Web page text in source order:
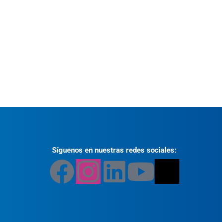
Síguenos en nuestras redes sociales: